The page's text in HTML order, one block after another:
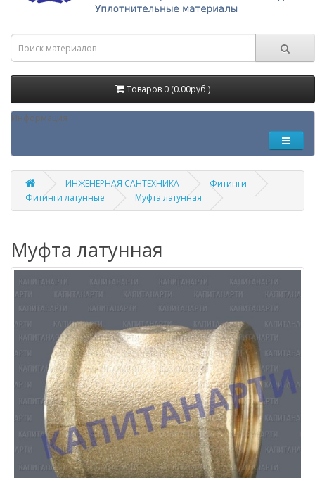
Товаров 0 (0.00руб.)
Информация
ИНЖЕНЕРНАЯ САНТЕХНИКА
Фитинги
Фитинги латунные
Муфта латунная
Муфта латунная